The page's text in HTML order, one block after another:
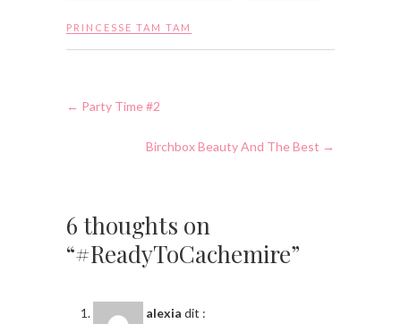
PRINCESSE TAM TAM
← Party Time #2
Birchbox Beauty And The Best →
6 thoughts on
“#ReadyToCachemire”
alexia dit :